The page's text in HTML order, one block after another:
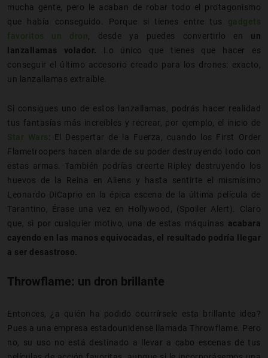
mucha gente, pero le acaban de robar todo el protagonismo
que había conseguido. Porque si tienes entre tus gadgets
favoritos un dron , desde ya puedes convertirlo en un
lanzallamas volador.
Lo único que tienes que hacer es
conseguir el último accesorio creado para los drones: exacto,
un lanzallamas extraíble.
Si consigues uno de estos lanzallamas, podrás hacer realidad
tus fantasías más increíbles y recrear, por ejemplo, el inicio de
Star Wars: El Despertar de la Fuerza, cuando los First Order
Flametroopers hacen alarde de su poder destruyendo todo con
estas armas. También podrías creerte Ripley destruyendo los
huevos de la Reina en Aliens y hasta sentirte el mismísimo
Leonardo DiCaprio en la épica escena de la última película de
Tarantino, Érase una vez en Hollywood, (Spoiler Alert). Claro
que, si por cualquier motivo, una de estas máquinas acabara
cayendo en las manos equivocadas, el resultado podría llegar
a ser desastroso.
Throwflame: un dron brillante
Entonces, ¿a quién ha podido ocurrírsele esta brillante idea?
Pues a una empresa estadounidense llamada Throwflame. Pero
no, su uso no está destinado a llevar a cabo escenas de tus